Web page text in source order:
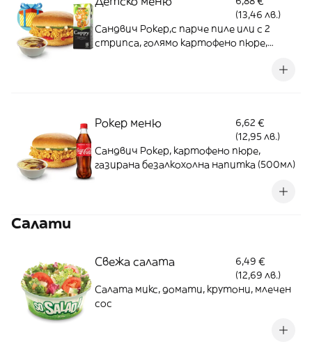
(13,46 лв.)
Сандвич Рокер,с парче пиле или с 2
стрипса, голямо картофено пюре,
Рокер меню
6,62 €
(12,95 лв.)
Сандвич Рокер, картофено пюре,
газирана безалкохолна напитка (500мл)
Салати
Свежа салата
6,49 €
(12,69 лв.)
Салата микс, домати, крутони, млечен
сос